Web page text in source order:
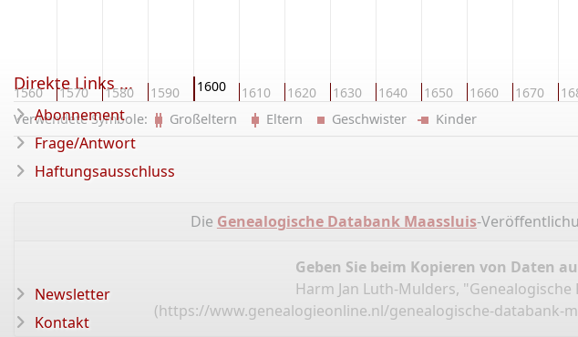
1560 1570 1580 1590 1600 1610 1620 1630 1640 1650 1660 1670
Verwendete Symbole: Großeltern Eltern Geschwister Kinder
Die Genealogische Databank Maassluis-
Geben Sie beim Kopieren von Daten
Harm Jan Luth-Mulders,
(https://www.genealogieonline.nl/genealogische-databank-
Direkte Links ...
Abonnement
Frage/Antwort
Haftungsausschluss
Newsletter
Kontakt